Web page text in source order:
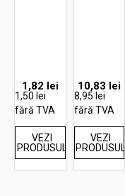
1,82 lei
1,50 lei
fără TVA
VEZI
PRODUSUL
10,83 lei
8,95 lei
fără TVA
VEZI
PRODUSUL